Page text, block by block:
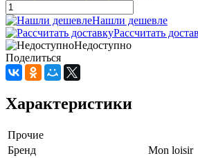
Нашли дешевле
Рассчитать
Недоступно
Поделиться
Характеристики
Прочие
Бренд
Mon loisir